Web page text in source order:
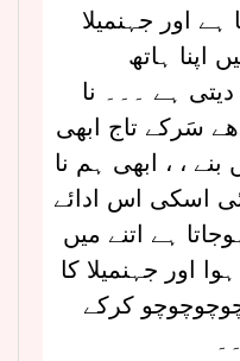
ہے اور جہنمیلا
اپنا ہاتھ
ہے ۔۔۔ نا
سَرکے تاج ابھی
، ، ابھی ہم نا
اسکی اس ادائے
ہے اتنے میں
اور جہنمیلا کا
کرکے